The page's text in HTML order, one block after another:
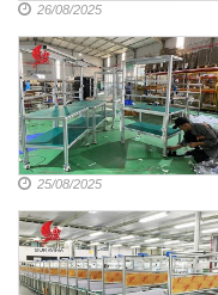
26/08/2025
25/08/2025